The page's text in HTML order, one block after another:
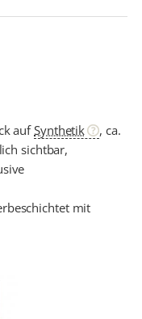
aufSynthetik
, ca.
sichtbar,
mit